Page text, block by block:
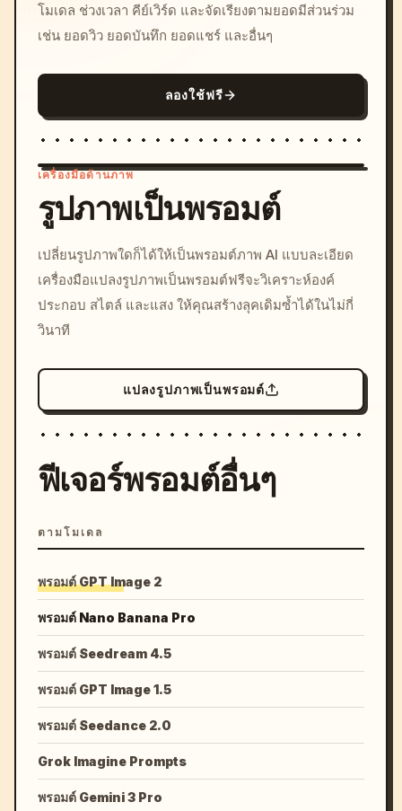
โมเดล ช่วงเวลา คีย์เวิร์ด และจัดเรียงตามยอดมีส่วนร่วม
เช่น ยอดวิว ยอดบันทึก ยอดแชร์ และอื่นๆ
ลองใช้ฟรี
c, cyberpunk sunset, neon
colors, 8k --v 6.0
เครื่องมือด้านภาพ
รูปภาพเป็นพรอมต์
เปลี่ยนรูปภาพใดก็ได้ให้เป็นพรอมต์ภาพ AI แบบละเอียด
เครื่องมือแปลงรูปภาพเป็นพรอมต์ฟรีจะวิเคราะห์องค์
ประกอบ สไตล์ และแสง ให้คุณสร้างลุคเดิมซ้ำได้ในไม่กี่
วินาที
แปลงรูปภาพเป็นพรอมต์
ฟีเจอร์พรอมต์อื่นๆ
ตามโมเดล
พรอมต์ GPT Image 2
พรอมต์ Nano Banana Pro
พรอมต์ Seedream 4.5
พรอมต์ GPT Image 1.5
พรอมต์ Seedance 2.0
Grok Imagine Prompts
พรอมต์ Gemini 3 Pro